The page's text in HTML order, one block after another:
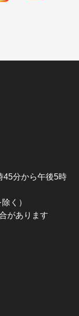
45分から午後5時
く）
があります